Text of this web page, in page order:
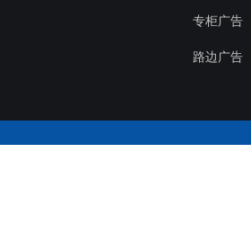
专柜广告
路边广告